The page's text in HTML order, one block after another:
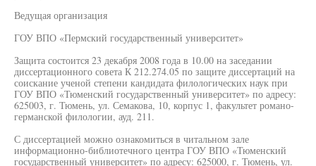
Ведущая организация
ГОУ ВПО «Пермский государственный университет»
Защита состоится 23 декабря 2008 года в 10.00 на заседании
диссертационного совета К 212.274.05 по защите диссертаций на
соискание ученой степени кандидата филологических наук при
ГОУ ВПО «Тюменский государственный университет» по адресу:
625003, г. Тюмень, ул. Семакова, 10, корпус 1, факультет романо-
германской филологии, ауд. 211.
С диссертацией можно ознакомиться в читальном зале
информационно-библиотечного центра ГОУ ВПО «Тюменский
государственный университет» по адресу: 625000, г. Тюмень, ул.